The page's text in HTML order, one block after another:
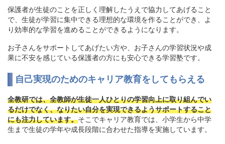
保護者が生徒のことを正しく理解したうえで協力してあげること
で、生徒が学習に集中できる理想的な環境を作ることができ、よ
り効率的な学習を進めることができるようになります。
お子さんをサポートしてあげたい方や、お子さんの学習状況や成
果に不安を感じている保護者の方にも安心できる学習塾です。
自己実現のためのキャリア教育をしてもらえる
全教研では、全教師が生徒一人ひとりの学習向上に取り組んでい
るだけでなく、なりたい自分を実現できるようサポートすること
にも注力しています。そこでキャリア教育では、小学生から中学
生まで生徒の学年や成長段階に合わせた指導を実施しています。